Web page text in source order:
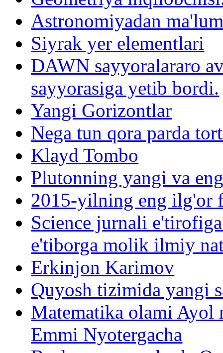
Astronomiyadan
Siyrak yer elementlari
DAWN sayyoralararo
sayyorasiga yetib bordi.
Yangi Gorizontlar
Nega tun qora parda
Klayd Tombo
Plutonning yangi va
2015-yilning eng ilg'or
Science jurnali
e'tiborga molik ilmiy
Erkinjon Karimov
Quyosh tizimida yangi
Matematika olami Ayol
Emmi Nyotergacha